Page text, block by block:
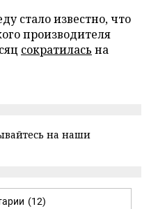
стало известно, что
производителя
сократилась на
на наши
(12)